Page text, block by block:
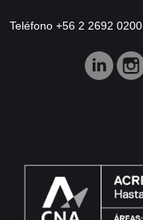
Teléfono +56 2 2692 0200